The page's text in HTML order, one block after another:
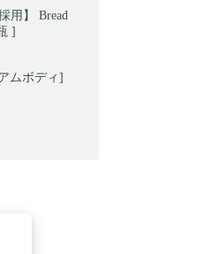
用】 Bread
]
ムボディ]